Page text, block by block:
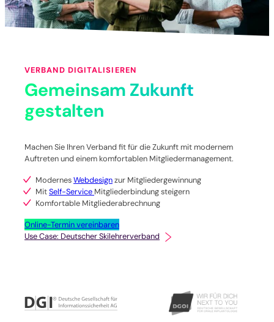
VERBAND DIGITALISIEREN
Gemeinsam Zukunft
gestalten
Machen Sie Ihren Verband fit für die Zukunft mit modernem
Auftreten und einem komfortablen Mitgliedermanagement.
ModernesWebdesignzur Mitgliedergewinnung
MitSelf-Service Mitgliederbindung steigern
Komfortable Mitgliederabrechnung
Online-Termin vereinbaren
Use Case: Deutscher Skilehrerverband